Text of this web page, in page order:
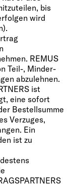
bis
wird
REMUS
Teil-, Minder-
abzulehnen.
ist
eine sofort
Bestellsumme
Verzuges,
Ein
ist zu